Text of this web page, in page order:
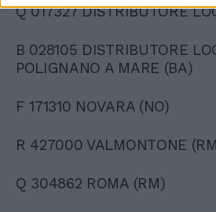
Q 017327 DISTRIBUTORE
B 028105 DISTRIBUTORE
POLIGNANO A MARE (BA)
F 171310 NOVARA (NO)
R 427000 VALMONTONE
Q 304862 ROMA (RM)